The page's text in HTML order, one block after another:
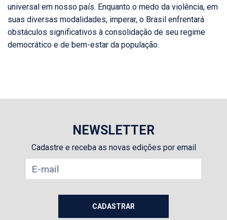
universal em nosso país. Enquanto o medo da violência, em
suas diversas modalidades, imperar, o Brasil enfrentará
obstáculos significativos à consolidação de seu regime
democrático e de bem-estar da população.
NEWSLETTER
Cadastre e receba as novas edições por email